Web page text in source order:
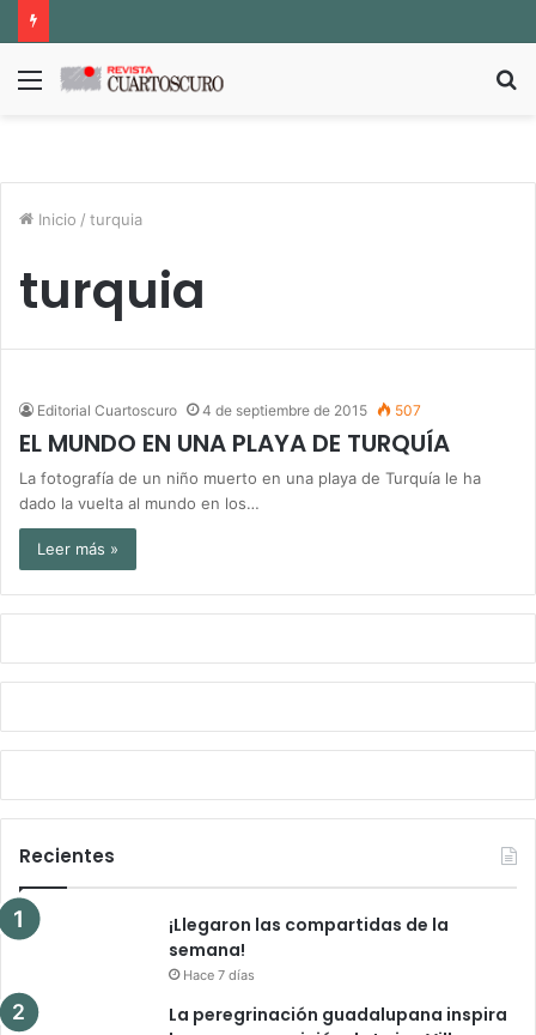
Menú
Inicio / turquia
turquia
Editorial Cuartoscuro 4 de septiembre de 2015 507
EL MUNDO EN UNA PLAYA DE TURQUÍA
La fotografía de un niño muerto en una playa de Turquía le ha
dado la vuelta al mundo en los…
Leer más »
Recientes
¡Llegaron las compartidas de la
semana!
Hace 7 días
La peregrinación guadalupana inspira